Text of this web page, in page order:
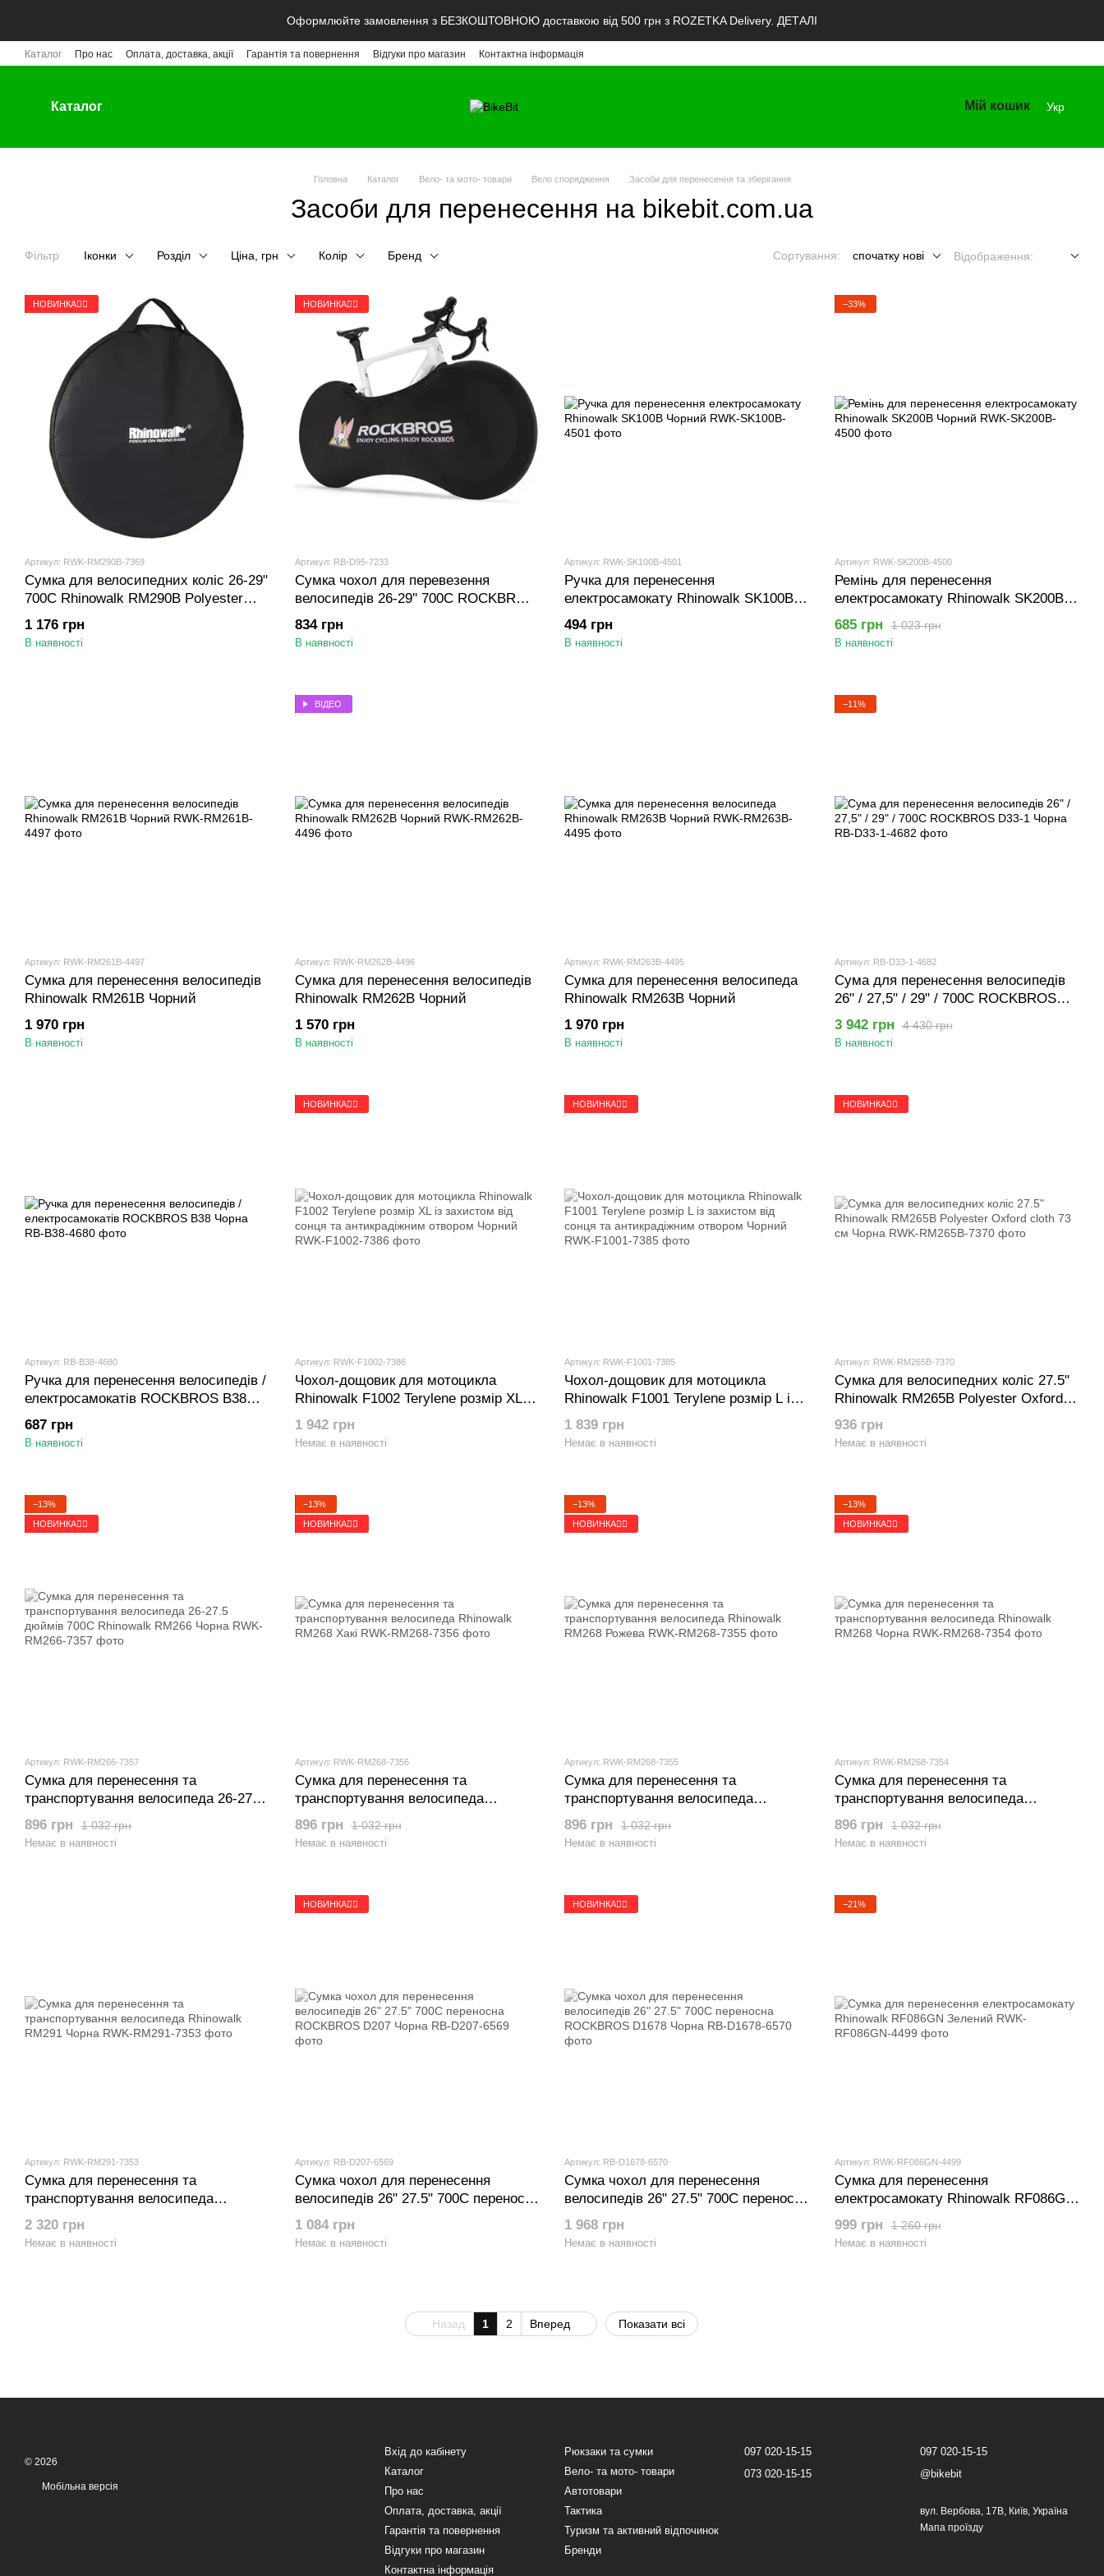
Оформлюйте замовлення з БЕЗКОШТОВНОЮ доставкою від 500 грн з ROZETKA Delivery. ДЕТАЛІ
Каталог Про нас Оплата, доставка, акції Гарантія та повернення Відгуки про магазин Контактна інформація
Каталог Мій кошик Укр
Головна Каталог Вело- та мото- товари Вело спорядження Засоби для перенесення та зберігання
Засоби для перенесення на bikebit.com.ua
Фільтр Іконки Розділ Ціна, грн Колір Бренд Сортування: спочатку нові Відображення:
НОВИНКА🚴‍♂️
Артикул: RWK-RM290B-7369
Сумка для велосипедних коліс 26-29"
700C Rhinowalk RM290B Polyester
Oxford cloth 80 см Чорна
1 176 грн
В наявності
НОВИНКА🚴‍♂️
Артикул: RB-D95-7233
Сумка чохол для перевезення
велосипедів 26-29'' 700C ROCKBROS
D95 Чорна
834 грн
В наявності
Артикул: RWK-SK100B-4501
Ручка для перенесення
електросамокату Rhinowalk SK100B
Чорний
494 грн
В наявності
−33%
Артикул: RWK-SK200B-4500
Ремінь для перенесення
електросамокату Rhinowalk SK200B
Чорний
1 023 грн
685 грн
В наявності
Артикул: RWK-RM261B-4497
Сумка для перенесення велосипедів
Rhinowalk RM261B Чорний
1 970 грн
В наявності
ВІДЕО
Артикул: RWK-RM262B-4496
Сумка для перенесення велосипедів
Rhinowalk RM262B Чорний
1 570 грн
В наявності
Артикул: RWK-RM263B-4495
Сумка для перенесення велосипеда
Rhinowalk RM263B Чорний
1 970 грн
В наявності
−11%
Артикул: RB-D33-1-4682
Сума для перенесення велосипедів
26" / 27,5" / 29" / 700C ROCKBROS
D33-1 Чорна
4 430 грн
3 942 грн
В наявності
Артикул: RB-B38-4680
Ручка для перенесення велосипедів /
електросамокатів ROCKBROS B38
Чорна
687 грн
В наявності
НОВИНКА🚴‍♂️
Артикул: RWK-F1002-7386
Чохол-дощовик для мотоцикла
Rhinowalk F1002 Terylene розмір XL із
захистом від сонця та антикрадіжним
отвором Чорний
1 942 грн
Немає в наявності
НОВИНКА🚴‍♂️
Артикул: RWK-F1001-7385
Чохол-дощовик для мотоцикла
Rhinowalk F1001 Terylene розмір L із
захистом від сонця та антикрадіжним
отвором Чорний
1 839 грн
Немає в наявності
НОВИНКА🚴‍♂️
Артикул: RWK-RM265B-7370
Сумка для велосипедних коліс 27.5"
Rhinowalk RM265B Polyester Oxford
cloth 73 см Чорна
936 грн
Немає в наявності
−13%
НОВИНКА🚴‍♂️
Артикул: RWK-RM266-7357
Сумка для перенесення та
транспортування велосипеда 26-27.5
дюймів 700C Rhinowalk RM266 Чорна
1 032 грн
896 грн
Немає в наявності
−13%
НОВИНКА🚴‍♂️
Артикул: RWK-RM268-7356
Сумка для перенесення та
транспортування велосипеда
Rhinowalk RM268 Хакі
1 032 грн
896 грн
Немає в наявності
−13%
НОВИНКА🚴‍♂️
Артикул: RWK-RM268-7355
Сумка для перенесення та
транспортування велосипеда
Rhinowalk RM268 Рожева
1 032 грн
896 грн
Немає в наявності
−13%
НОВИНКА🚴‍♂️
Артикул: RWK-RM268-7354
Сумка для перенесення та
транспортування велосипеда
Rhinowalk RM268 Чорна
1 032 грн
896 грн
Немає в наявності
Артикул: RWK-RM291-7353
Сумка для перенесення та
транспортування велосипеда
Rhinowalk RM291 Чорна
2 320 грн
Немає в наявності
НОВИНКА🚴‍♂️
Артикул: RB-D207-6569
Сумка чохол для перенесення
велосипедів 26" 27.5" 700C переносна
ROCKBROS D207 Чорна
1 084 грн
Немає в наявності
НОВИНКА🚴‍♂️
Артикул: RB-D1678-6570
Сумка чохол для перенесення
велосипедів 26" 27.5" 700C переносна
ROCKBROS D1678 Чорна
1 968 грн
Немає в наявності
−21%
Артикул: RWK-RF086GN-4499
Сумка для перенесення
електросамокату Rhinowalk RF086GN
Зелений
1 260 грн
999 грн
Немає в наявності
Назад 1 2 Вперед Показати всі
© 2026
Мобільна версія
Вхід до кабінету
Каталог
Про нас
Оплата, доставка, акції
Гарантія та повернення
Відгуки про магазин
Контактна інформація
Рюкзаки та сумки
Вело- та мото- товари
Автотовари
Тактика
Туризм та активний відпочинок
Бренди
097 020-15-15
073 020-15-15
097 020-15-15
@bikebit
вул. Вербова, 17В, Київ, Україна
Мапа проїзду